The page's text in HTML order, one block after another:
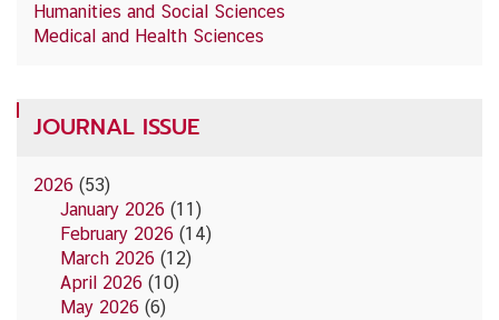
Humanities and Social Sciences
Medical and Health Sciences
JOURNAL ISSUE
2026 (53)
January 2026 (11)
February 2026 (14)
March 2026 (12)
April 2026 (10)
May 2026 (6)